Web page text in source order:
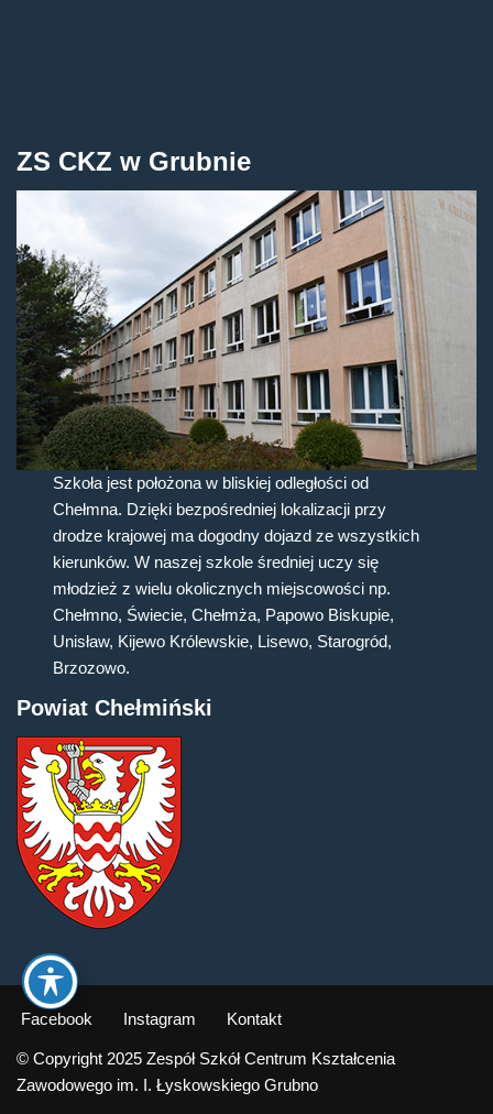
ZS CKZ w Grubnie
Szkoła jest położona w bliskiej odległości od
Chełmna. Dzięki bezpośredniej lokalizacji przy
drodze krajowej ma dogodny dojazd ze wszystkich
kierunków. W naszej szkole średniej uczy się
młodzież z wielu okolicznych miejscowości np.
Chełmno, Świecie, Chełmża, Papowo Biskupie,
Unisław, Kijewo Królewskie, Lisewo, Starogród,
Brzozowo.
Powiat Chełmiński
Facebook Instagram Kontakt
© Copyright 2025 Zespół Szkół Centrum Kształcenia
Zawodowego im. I. Łyskowskiego Grubno